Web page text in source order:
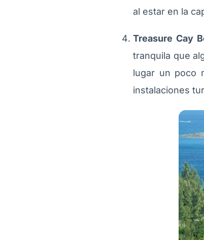
al estar en la
Treasure Cay
tranquila que
lugar un poco
instalaciones